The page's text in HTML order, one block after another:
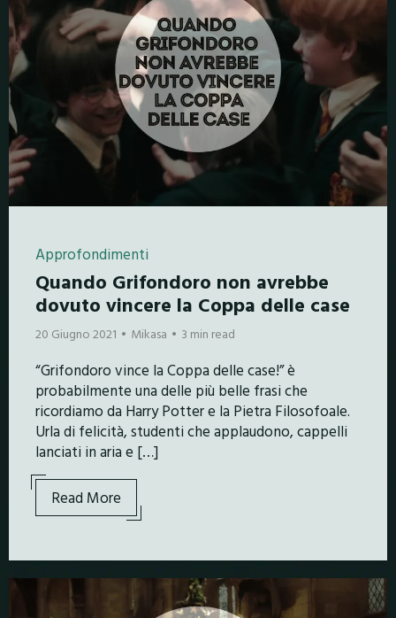
Approfondimenti
Quando Grifondoro non avrebbe
dovuto vincere la Coppa delle case
20 Giugno 2021 Mikasa 3 min read
“Grifondoro vince la Coppa delle case!” è
probabilmente una delle più belle frasi che
ricordiamo da Harry Potter e la Pietra Filosofoale.
Urla di felicità, studenti che applaudono, cappelli
lanciati in aria e […]
Read More